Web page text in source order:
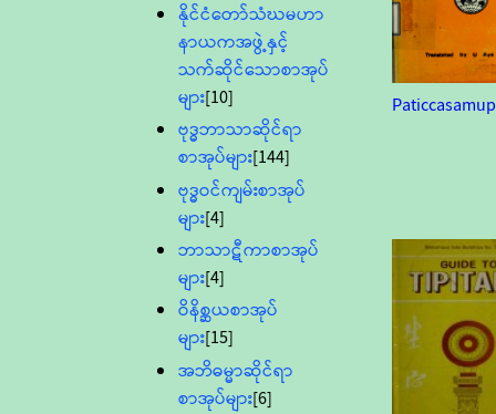
နိုင်ငံတော်သံဃမဟာ
နာယကအဖွဲ့နှင့်
သက်ဆိုင်သောစာအုပ်
များ[10]
ဗုဒ္ဓဘာသာဆိုင်ရာ
စာအုပ်များ[144]
ဗုဒ္ဓဝင်ကျမ်းစာအုပ်
များ[4]
ဘာသာဋီကာစာအုပ်
များ[4]
ဝိနိစ္ဆယစာအုပ်
များ[15]
အဘိဓမ္မာဆိုင်ရာ
စာအုပ်များ[6]